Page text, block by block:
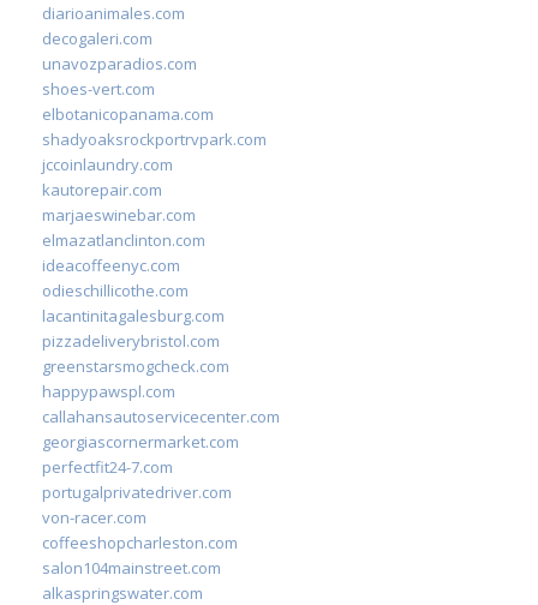
diarioanimales.com
decogaleri.com
unavozparadios.com
shoes-vert.com
elbotanicopanama.com
shadyoaksrockportrvpark.com
jccoinlaundry.com
kautorepair.com
marjaeswinebar.com
elmazatlanclinton.com
ideacoffeenyc.com
odieschillicothe.com
lacantinitagalesburg.com
pizzadeliverybristol.com
greenstarsmogcheck.com
happypawspl.com
callahansautoservicecenter.com
georgiascornermarket.com
perfectfit24-7.com
portugalprivatedriver.com
von-racer.com
coffeeshopcharleston.com
salon104mainstreet.com
alkaspringswater.com